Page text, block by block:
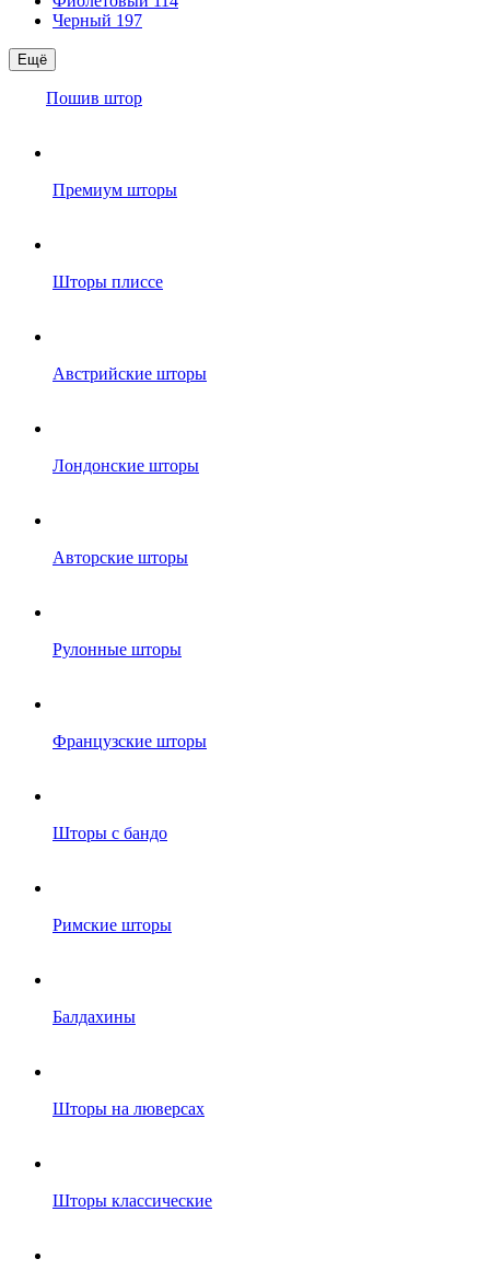
Черный 197
Ещё
Пошив штор
Премиум шторы
Шторы плиссе
Австрийские шторы
Лондонские шторы
Авторские шторы
Рулонные шторы
Французские шторы
Шторы с бандо
Римские шторы
Балдахины
Шторы на люверсах
Шторы классические